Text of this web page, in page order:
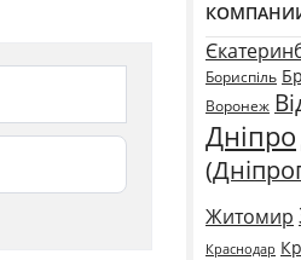
Бориспіль
Воронеж
Дніпро
Житомир
Краснодар